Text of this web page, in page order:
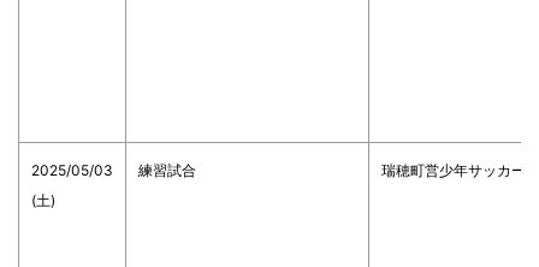
2025/05/03
(土)
練習試合 瑞穂町営少年サッカー場